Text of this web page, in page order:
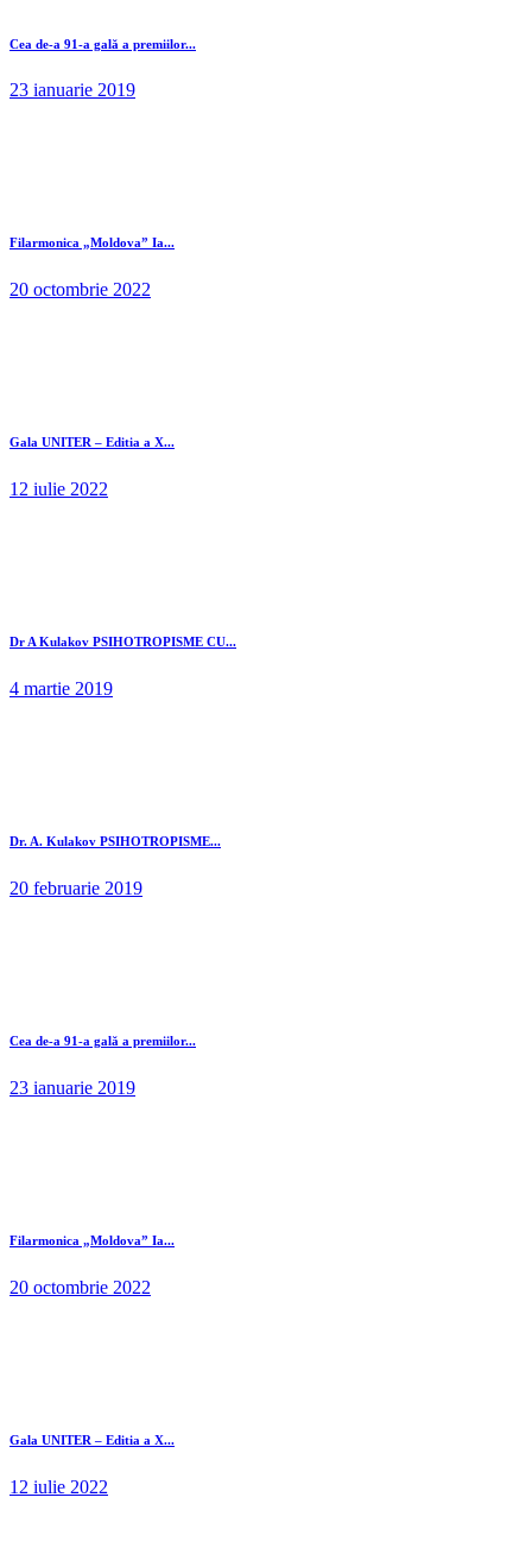
Cea de-a 91-a gală a premiilor...
23 ianuarie 2019
Filarmonica „Moldova” Ia...
20 octombrie 2022
Gala UNITER – Editia a X...
12 iulie 2022
Dr A Kulakov PSIHOTROPISME CU...
4 martie 2019
Dr. A. Kulakov PSIHOTROPISME...
20 februarie 2019
Cea de-a 91-a gală a premiilor...
23 ianuarie 2019
Filarmonica „Moldova” Ia...
20 octombrie 2022
Gala UNITER – Editia a X...
12 iulie 2022